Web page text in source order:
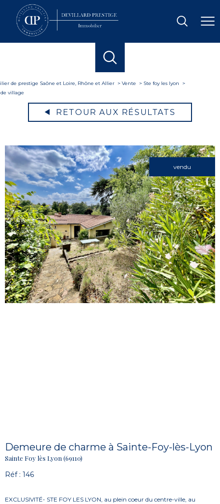
de prestige Saône et Loire, Rhône et Allier Vente
Ste foy les lyon
village
RETOUR AUX RÉSULTATS
vendu
Demeure de charme à Sainte-Foy-lès-Lyon
Sainte Foy lès Lyon (69110)
Réf : 146
EXCLUSIVITÉ- STE FOY LES LYON, au plein coeur du centre-ville, au